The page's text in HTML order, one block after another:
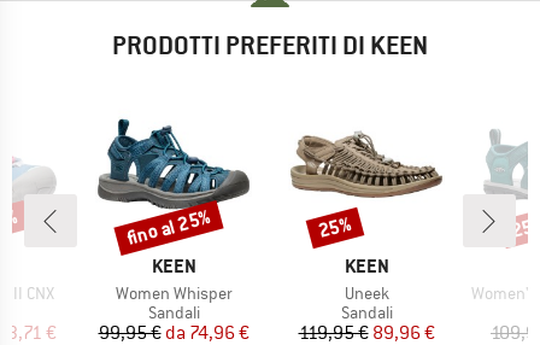
PRODOTTI PREFERITI DI KEEN
II CNX
ridotto
€
MARCHIO
KEEN
Articolo
Women Whisper
Gruppo di prodotti
Sandali
Prezzo
99,95 € Prezzo ridotto
da 74,96 €
Sconto
fino al 25%
MARCHIO
KEEN
Articolo
Uneek
Gruppo di prodotti
Sandali
Prezzo
119,95 €Prezzo ridotto
89,96 €
Sconto
25%
Articolo
Women's